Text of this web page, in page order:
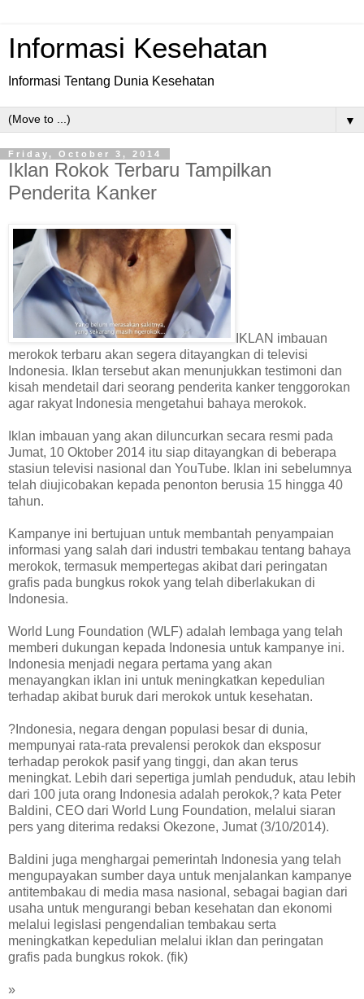
Informasi Kesehatan
Informasi Tentang Dunia Kesehatan
▼
Friday, October 3, 2014
Iklan Rokok Terbaru Tampilkan
Penderita Kanker
IKLAN imbauan
merokok terbaru akan segera ditayangkan di televisi
Indonesia. Iklan tersebut akan menunjukkan testimoni dan
kisah mendetail dari seorang penderita kanker tenggorokan
agar rakyat Indonesia mengetahui bahaya merokok.
Iklan imbauan yang akan diluncurkan secara resmi pada
Jumat, 10 Oktober 2014 itu siap ditayangkan di beberapa
stasiun televisi nasional dan YouTube. Iklan ini sebelumnya
telah diujicobakan kepada penonton berusia 15 hingga 40
tahun.
Kampanye ini bertujuan untuk membantah penyampaian
informasi yang salah dari industri tembakau tentang bahaya
merokok, termasuk mempertegas akibat dari peringatan
grafis pada bungkus rokok yang telah diberlakukan di
Indonesia.
World Lung Foundation (WLF) adalah lembaga yang telah
memberi dukungan kepada Indonesia untuk kampanye ini.
Indonesia menjadi negara pertama yang akan
menayangkan iklan ini untuk meningkatkan kepedulian
terhadap akibat buruk dari merokok untuk kesehatan.
?Indonesia, negara dengan populasi besar di dunia,
mempunyai rata-rata prevalensi perokok dan eksposur
terhadap perokok pasif yang tinggi, dan akan terus
meningkat. Lebih dari sepertiga jumlah penduduk, atau lebih
dari 100 juta orang Indonesia adalah perokok,? kata Peter
Baldini, CEO dari World Lung Foundation, melalui siaran
pers yang diterima redaksi Okezone, Jumat (3/10/2014).
Baldini juga menghargai pemerintah Indonesia yang telah
mengupayakan sumber daya untuk menjalankan kampanye
antitembakau di media masa nasional, sebagai bagian dari
usaha untuk mengurangi beban kesehatan dan ekonomi
melalui legislasi pengendalian tembakau serta
meningkatkan kepedulian melalui iklan dan peringatan
grafis pada bungkus rokok. (fik)
»